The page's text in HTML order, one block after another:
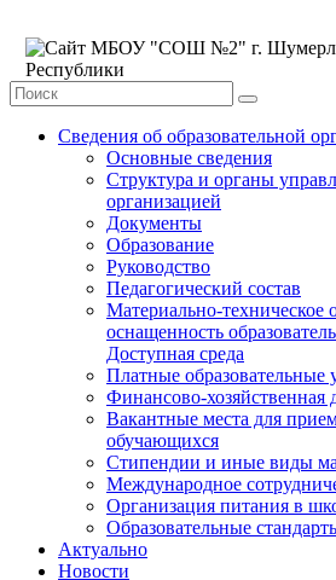
Сведения об образовательной
Основные сведения
Структура и органы
организацией
Документы
Образование
Руководство
Педагогический состав
Материально-техническое
оснащенность
Доступная среда
Платные образовательные
Финансово-хозяйственная
Вакантные места для
обучающихся
Стипендии и иные виды
Международное
Организация питания в
Образовательные
Актуально
Новости